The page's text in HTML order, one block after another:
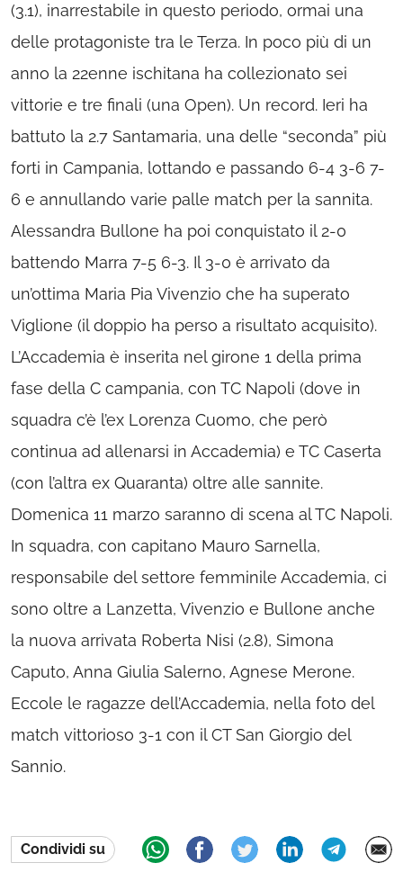
(3.1), inarrestabile in questo periodo, ormai una
delle protagoniste tra le Terza. In poco più di un
anno la 22enne ischitana ha collezionato sei
vittorie e tre finali (una Open). Un record. Ieri ha
battuto la 2.7 Santamaria, una delle “seconda” più
forti in Campania, lottando e passando 6-4 3-6 7-
6 e annullando varie palle match per la sannita.
Alessandra Bullone ha poi conquistato il 2-0
battendo Marra 7-5 6-3. Il 3-0 è arrivato da
un’ottima Maria Pia Vivenzio che ha superato
Viglione (il doppio ha perso a risultato acquisito).
L’Accademia è inserita nel girone 1 della prima
fase della C campania, con TC Napoli (dove in
squadra c’è l’ex Lorenza Cuomo, che però
continua ad allenarsi in Accademia) e TC Caserta
(con l’altra ex Quaranta) oltre alle sannite.
Domenica 11 marzo saranno di scena al TC Napoli.
In squadra, con capitano Mauro Sarnella,
responsabile del settore femminile Accademia, ci
sono oltre a Lanzetta, Vivenzio e Bullone anche
la nuova arrivata Roberta Nisi (2.8), Simona
Caputo, Anna Giulia Salerno, Agnese Merone.
Eccole le ragazze dell’Accademia, nella foto del
match vittorioso 3-1 con il CT San Giorgio del
Sannio.
Condividi su